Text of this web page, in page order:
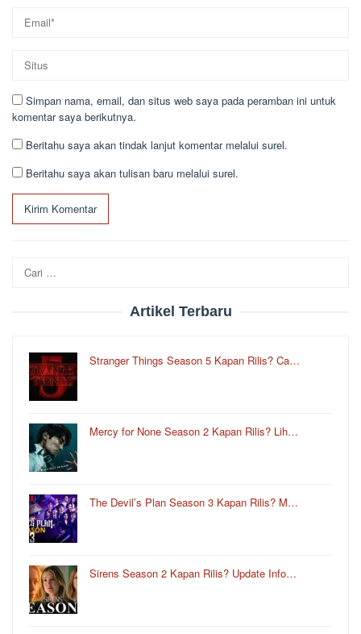
Simpan nama, email, dan situs web saya pada peramban ini untuk
komentar saya berikutnya.
Beritahu saya akan tindak lanjut komentar melalui surel.
Beritahu saya akan tulisan baru melalui surel.
untuk:
Artikel Terbaru
Stranger Things Season 5 Kapan Rilis? Ca…
Mercy for None Season 2 Kapan Rilis? Lih…
The Devil’s Plan Season 3 Kapan Rilis? M…
Sirens Season 2 Kapan Rilis? Update Info…